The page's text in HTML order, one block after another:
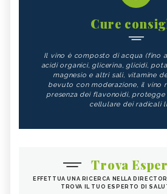
Cure
Il vino è composto di acqua (fino
acidi organici, glicerina, glicidi,
magnesio e altri sali, vitamine
bevuto con moderazione, il vino
presenza dei flavonoidi, protegge
cellulare dei radicali
Trova
EFFETTUA UNA RICERCA NELLA
TROVA IL TUO ESPERTO DI